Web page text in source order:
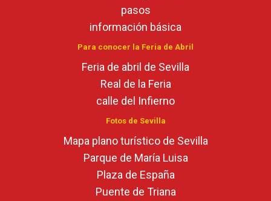
pasos
información básica
Para conocer la Feria de Abril
Feria de abril de Sevilla
Real de la Feria
calle del Infierno
Fotos de Sevilla
Mapa plano turístico de Sevilla
Parque de María Luisa
Plaza de España
Puente de Triana